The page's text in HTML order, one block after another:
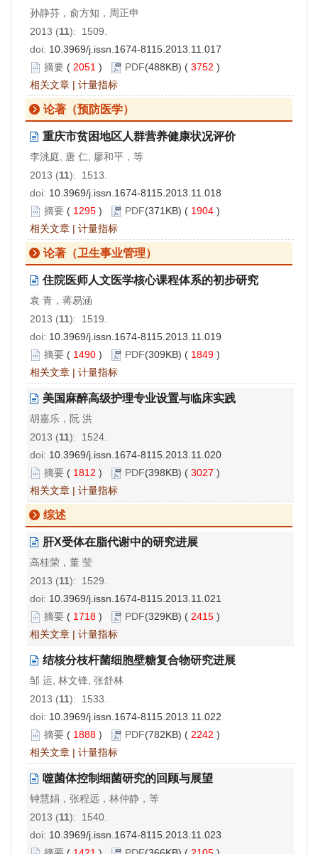
孙静芬，俞方知，周正申
2013 (11): 1509.
doi: 10.3969/j.issn.1674-8115.2013.11.017
摘要 ( 2051 ) PDF(488KB) ( 3752 )
相关文章 | 计量指标
论著（预防医学）
重庆市贫困地区人群营养健康状况评价
李洮庭, 唐 仁, 廖和平，等
2013 (11): 1513.
doi: 10.3969/j.issn.1674-8115.2013.11.018
摘要 ( 1295 ) PDF(371KB) ( 1904 )
相关文章 | 计量指标
论著（卫生事业管理）
住院医师人文医学核心课程体系的初步研究
袁 青，蒋易涵
2013 (11): 1519.
doi: 10.3969/j.issn.1674-8115.2013.11.019
摘要 ( 1490 ) PDF(309KB) ( 1849 )
相关文章 | 计量指标
美国麻醉高级护理专业设置与临床实践
胡嘉乐，阮 洪
2013 (11): 1524.
doi: 10.3969/j.issn.1674-8115.2013.11.020
摘要 ( 1812 ) PDF(398KB) ( 3027 )
相关文章 | 计量指标
综述
肝X受体在脂代谢中的研究进展
高桂荣，董 莹
2013 (11): 1529.
doi: 10.3969/j.issn.1674-8115.2013.11.021
摘要 ( 1718 ) PDF(329KB) ( 2415 )
相关文章 | 计量指标
结核分枝杆菌细胞壁糖复合物研究进展
邹 运, 林文锋, 张舒林
2013 (11): 1533.
doi: 10.3969/j.issn.1674-8115.2013.11.022
摘要 ( 1888 ) PDF(782KB) ( 2242 )
相关文章 | 计量指标
噬菌体控制细菌研究的回顾与展望
钟慧娟，张程远，林仲静，等
2013 (11): 1540.
doi: 10.3969/j.issn.1674-8115.2013.11.023